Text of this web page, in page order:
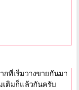
กที่เริ่มวางขายกันมา
เติมก็แล้วกันครับ